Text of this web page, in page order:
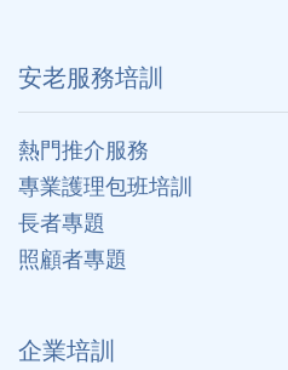
安老服務培訓
熱門推介服務
專業護理包班培訓
長者專題
照顧者專題
企業培訓